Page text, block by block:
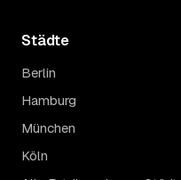
Städte
Berlin
Hamburg
München
Köln